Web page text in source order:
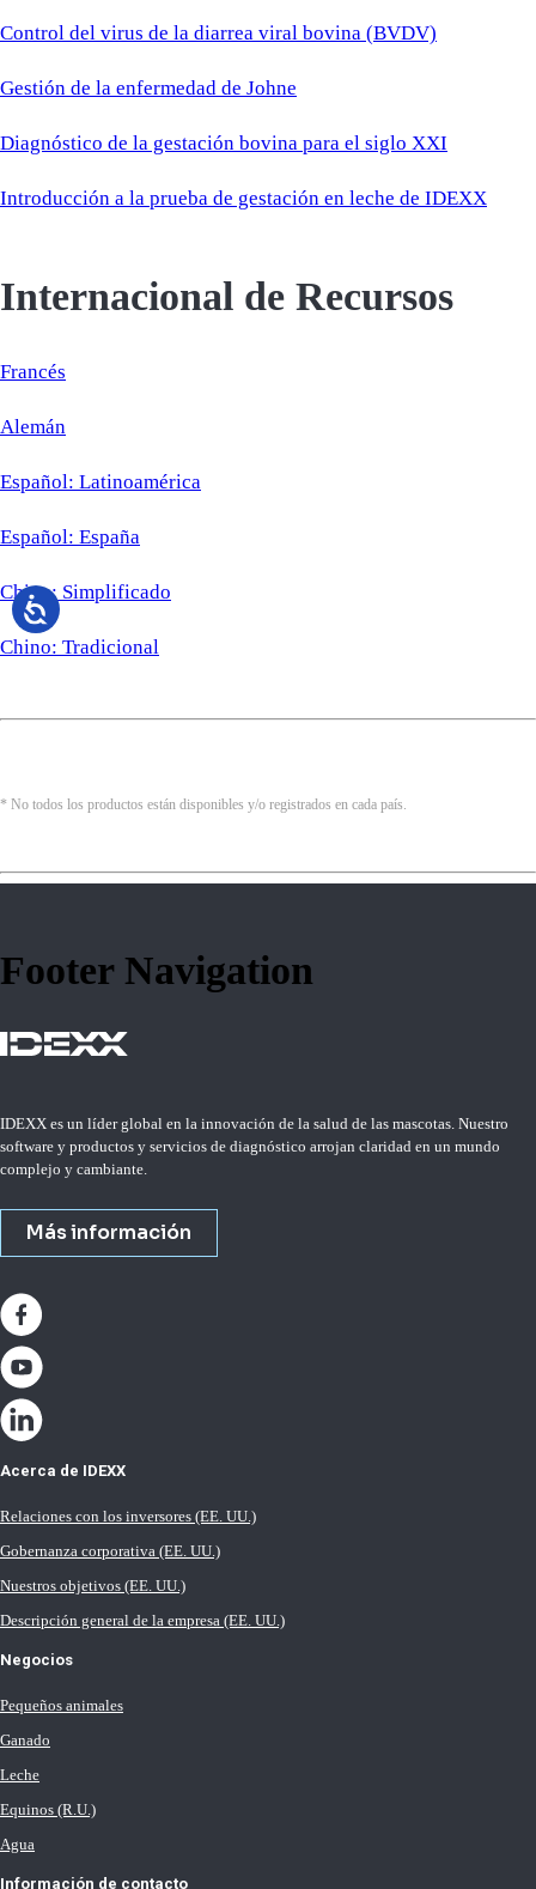
Control del virus de la diarrea viral bovina (BVDV)
Gestión de la enfermedad de Johne
Diagnóstico de la gestación bovina para el siglo XXI
Introducción a la prueba de gestación en leche de IDEXX
Internacional de Recursos
Francés
Alemán
Español: Latinoamérica
Español: España
Chino: Simplificado
Chino: Tradicional
* No todos los productos están disponibles y/o registrados en cada país.
Footer Navigation
IDEXX es un líder global en la innovación de la salud de las mascotas. Nuestro
software y productos y servicios de diagnóstico arrojan claridad en un mundo
complejo y cambiante.
Más información
Acerca de IDEXX
Relaciones con los inversores (EE. UU.)
Gobernanza corporativa (EE. UU.)
Nuestros objetivos (EE. UU.)
Descripción general de la empresa (EE. UU.)
Negocios
Pequeños animales
Ganado
Leche
Equinos (R.U.)
Agua
Información de contacto